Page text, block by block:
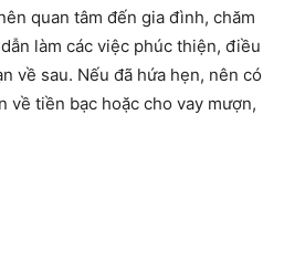
quan tâm đến gia đình, chăm
làm các việc phúc thiện, điều
về sau. Nếu đã hứa hẹn, nên có
về tiền bạc hoặc cho vay mượn,